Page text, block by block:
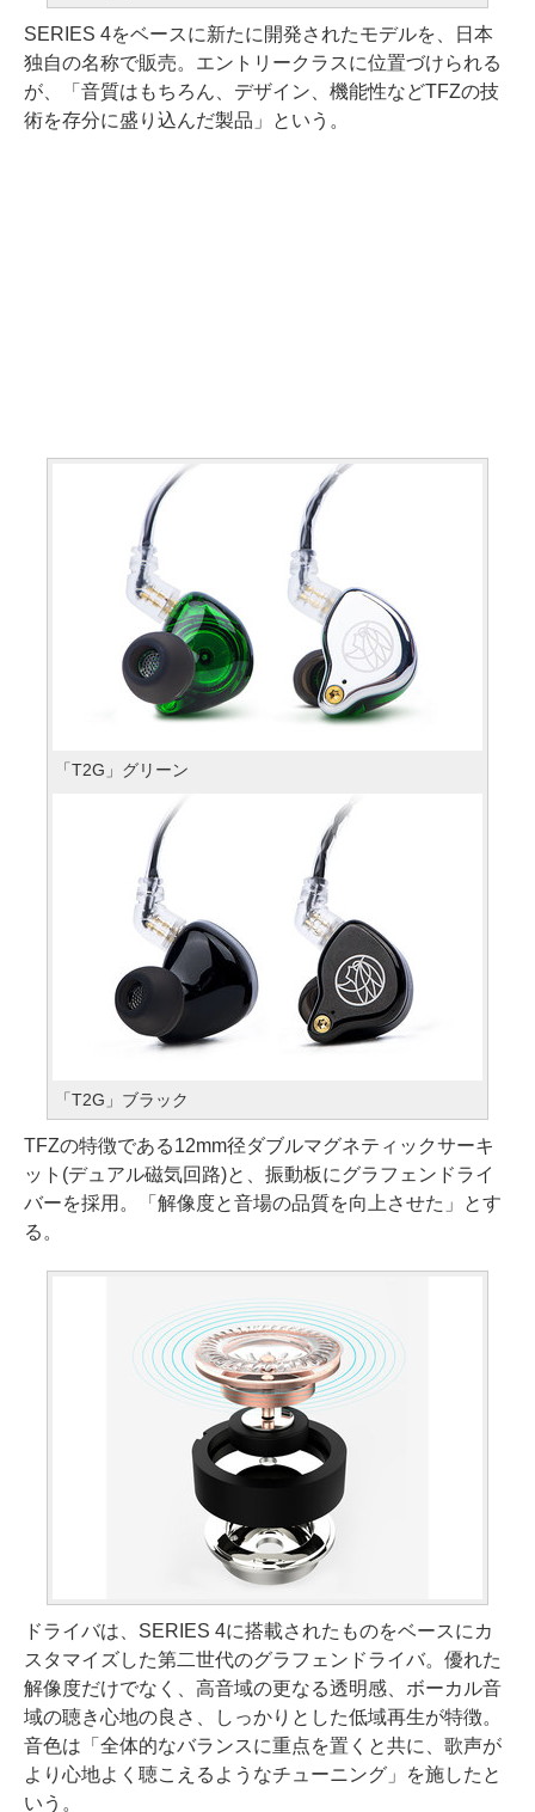
SERIES 4をベースに新たに開発されたモデルを、日本
独自の名称で販売。エントリークラスに位置づけられる
が、「音質はもちろん、デザイン、機能性などTFZの技
術を存分に盛り込んだ製品」という。
「T2G」グリーン
「T2G」ブラック
TFZの特徴である12mm径ダブルマグネティックサーキ
ット(デュアル磁気回路)と、振動板にグラフェンドライ
バーを採用。「解像度と音場の品質を向上させた」とす
る。
ドライバは、SERIES 4に搭載されたものをベースにカ
スタマイズした第二世代のグラフェンドライバ。優れた
解像度だけでなく、高音域の更なる透明感、ボーカル音
域の聴き心地の良さ、しっかりとした低域再生が特徴。
音色は「全体的なバランスに重点を置くと共に、歌声が
より心地よく聴こえるようなチューニング」を施したと
いう。